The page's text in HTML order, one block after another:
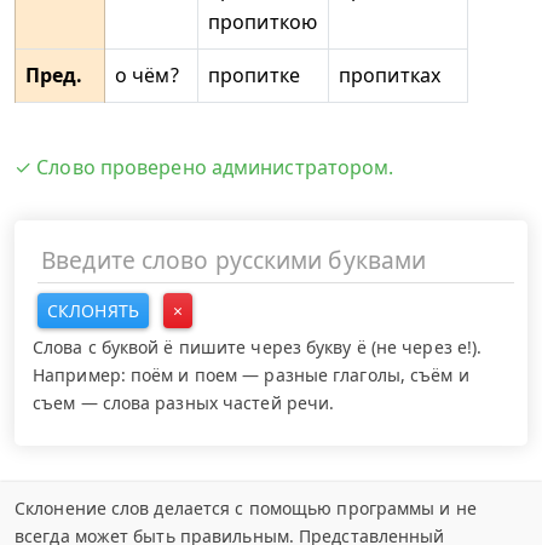
пропиткою
Пред. о чём? пропитке пропитках
✓ Слово проверено администратором.
СКЛОНЯТЬ
×
Слова с буквой ё пишите через букву ё (не через е!).
Например: поём и поем — разные глаголы, съём и
съем — слова разных частей речи.
Склонение слов делается с помощью программы и не
всегда может быть правильным. Представленный